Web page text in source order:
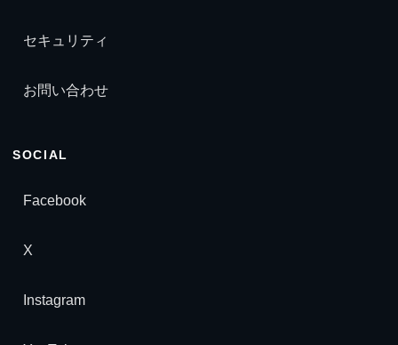
セキュリティ
お問い合わせ
SOCIAL
Facebook
X
Instagram
INXX Guide